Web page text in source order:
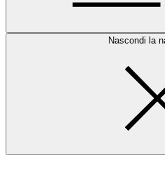
Nascondi la